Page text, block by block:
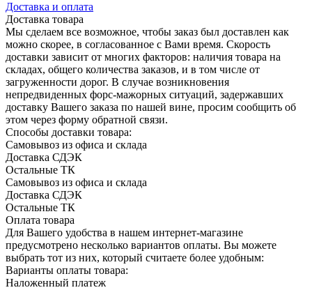
Доставка и оплата
Доставка товара
Мы сделаем все возможное, чтобы заказ был доставлен как
можно скорее, в согласованное с Вами время. Скорость
доставки зависит от многих факторов: наличия товара на
складах, общего количества заказов, и в том числе от
загруженности дорог. В случае возникновения
непредвиденных форс-мажорных ситуаций, задержавших
доставку Вашего заказа по нашей вине, просим сообщить об
этом через форму обратной связи.
Способы доставки товара:
Самовывоз из офиса и склада
Доставка СДЭК
Остальные ТК
Самовывоз из офиса и склада
Доставка СДЭК
Остальные ТК
Оплата товара
Для Вашего удобства в нашем интернет-магазине
предусмотрено несколько вариантов оплаты. Вы можете
выбрать тот из них, который считаете более удобным:
Варианты оплаты товара:
Наложенный платеж